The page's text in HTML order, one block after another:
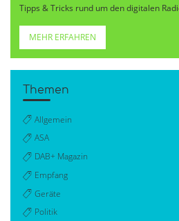
Tipps & Tricks rund um den digitalen
MEHR ERFAHREN
Themen
Allgemein
ASA
DAB+ Magazin
Empfang
Geräte
Politik